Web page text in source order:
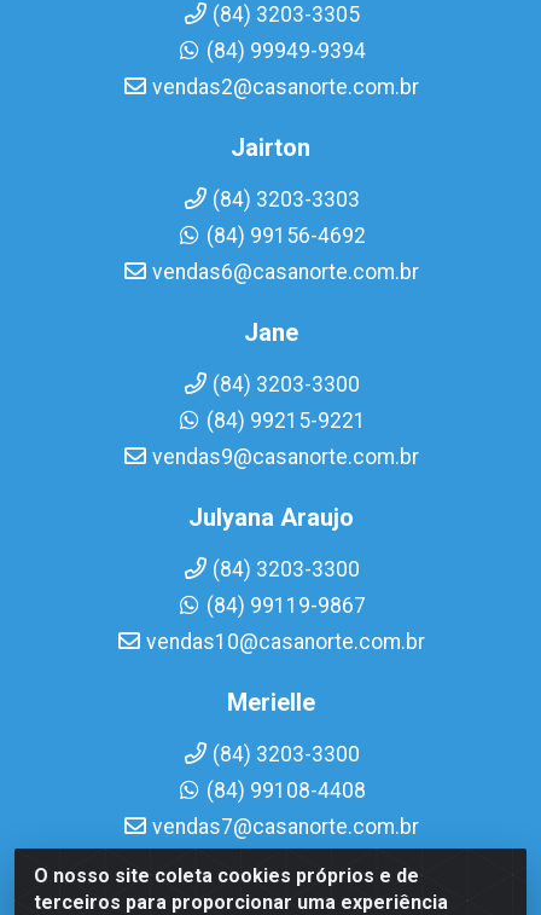
O nosso site coleta cookies próprios e de
terceiros para proporcionar uma experiência
(84) 3203-3305
(84) 99949-9394
vendas2@casanorte.com.br
Jairton
(84) 3203-3303
(84) 99156-4692
vendas6@casanorte.com.br
Jane
(84) 3203-3300
(84) 99215-9221
vendas9@casanorte.com.br
Julyana Araujo
(84) 3203-3300
(84) 99119-9867
vendas10@casanorte.com.br
Merielle
(84) 3203-3300
(84) 99108-4408
vendas7@casanorte.com.br
Casa Norte LTDA - Av. Interventor Mário Câmara, 1815 -